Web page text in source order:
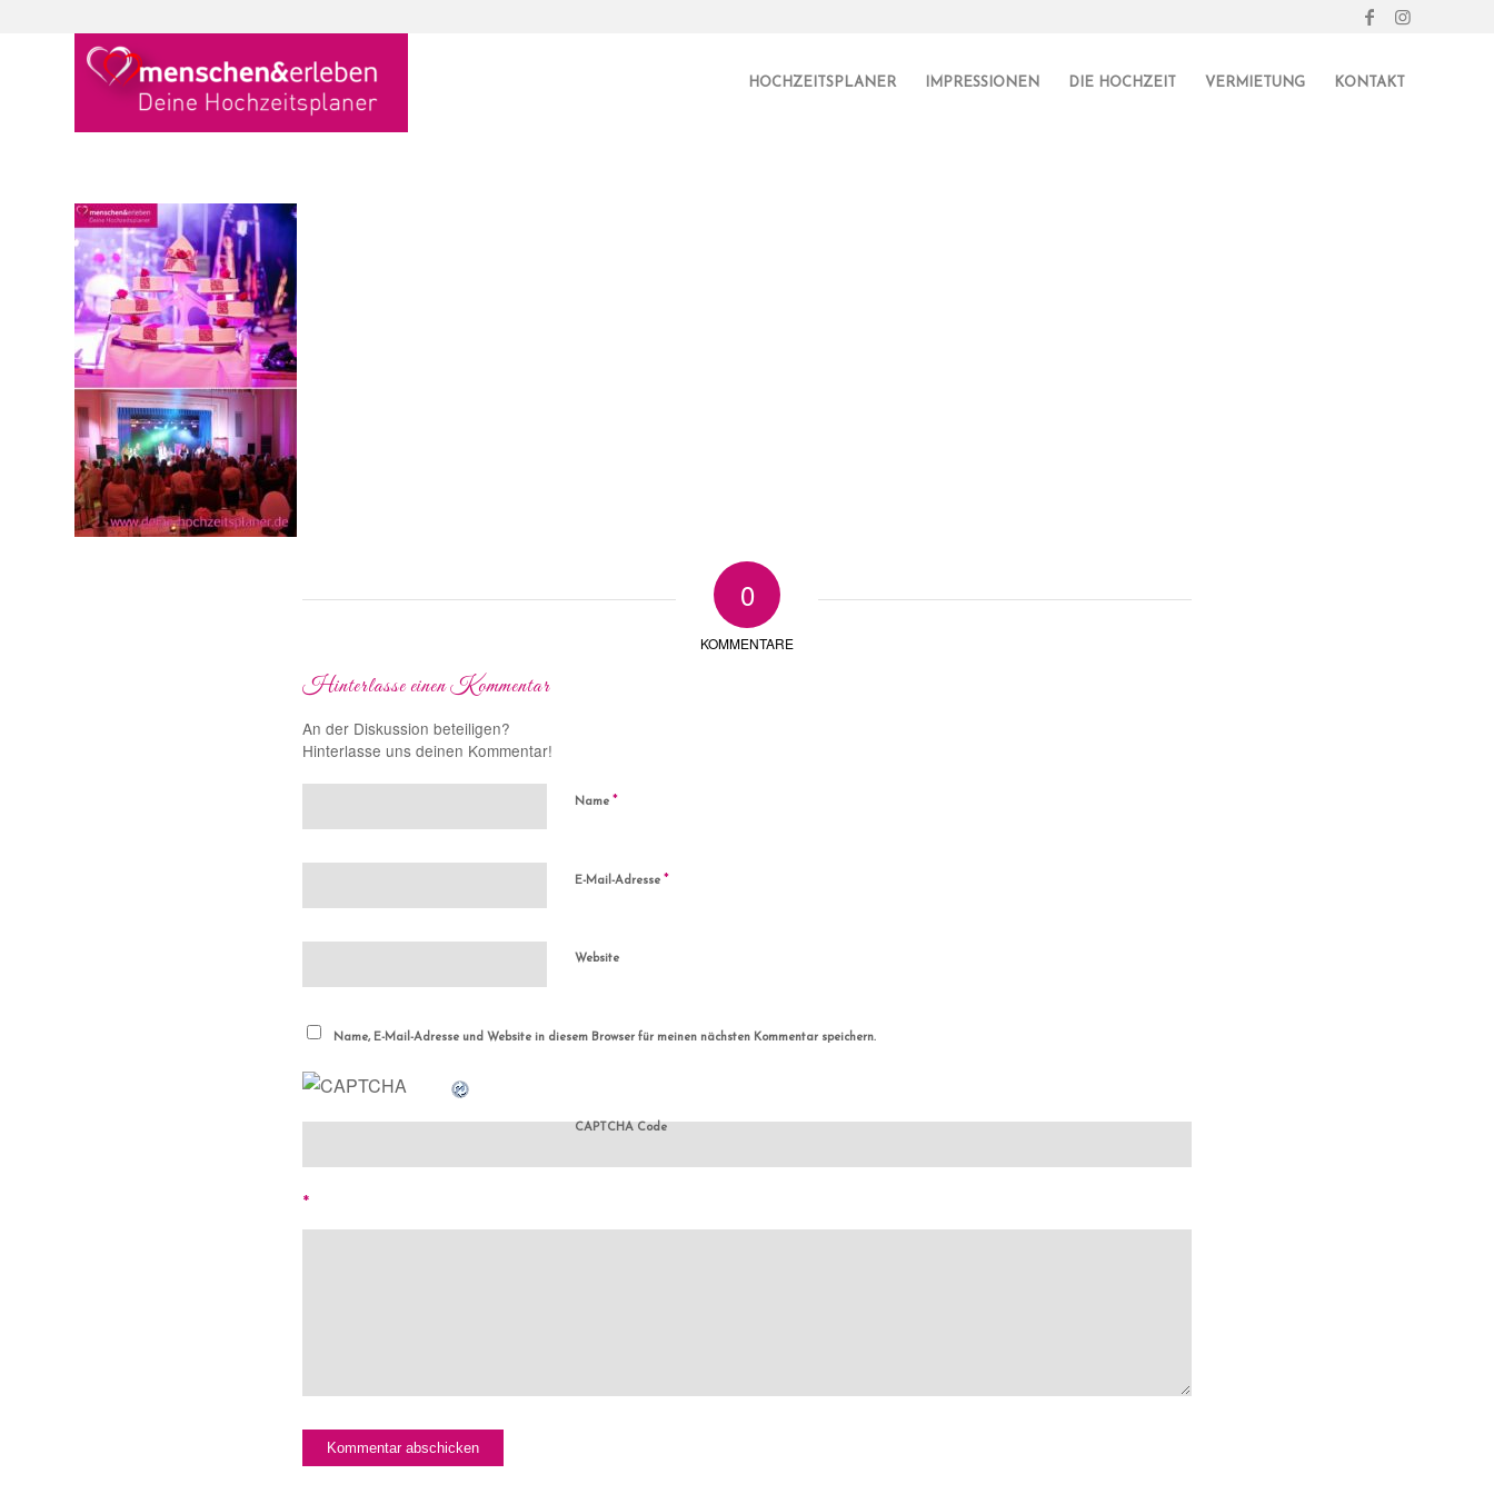
HOCHZEITSPLANER IMPRESSIONEN DIE HOCHZEIT VERMIETUNG KONTAKT
0
KOMMENTARE
Hinterlasse einen Kommentar
An der Diskussion beteiligen?
Hinterlasse uns deinen Kommentar!
Name *
E-Mail-Adresse *
Website
Name, E-Mail-Adresse und Website in diesem Browser für meinen nächsten Kommentar speichern.
CAPTCHA Code
*